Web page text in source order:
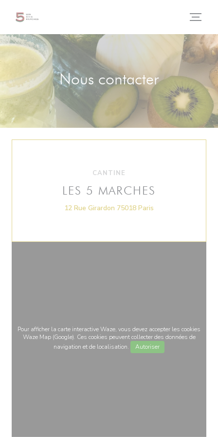
Nous contacter
CANTINE
LES 5 MARCHES
12 Rue Girardon 75018 Paris
Pour afficher la carte interactive Waze, vous devez accepter les cookies
Waze Map (Google). Ces cookies peuvent collecter des données de
navigation et de localisation.
Autoriser